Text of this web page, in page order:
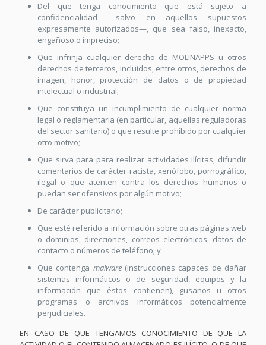
Del que tenga conocimiento que está sujeto a
confidencialidad —salvo en aquellos supuestos
expresamente autorizados—, que sea falso, inexacto,
engañoso o impreciso;
Que infrinja cualquier derecho de MOLINAPPS u otros
derechos de terceros, incluidos, entre otros, derechos de
imagen, honor, protección de datos o de propiedad
intelectual o industrial;
Que constituya un incumplimiento de cualquier norma
legal o reglamentaria (en particular, aquellas reguladoras
del sector sanitario) o que resulte prohibido por cualquier
otro motivo;
Que sirva para para realizar actividades ilícitas, difundir
comentarios de carácter racista, xenófobo, pornográfico,
ilegal o que atenten contra los derechos humanos o
puedan ser ofensivos por algún motivo;
De carácter publicitario;
Que esté referido a información sobre otras páginas web
o dominios, direcciones, correos electrónicos, datos de
contacto o números de teléfono; y
Que contenga malware(instrucciones capaces de dañar
sistemas informáticos o de seguridad, equipos y la
información que éstos contienen), gusanos u otros
programas o archivos informáticos potencialmente
perjudiciales.
EN CASO DE QUE TENGAMOS CONOCIMIENTO DE QUE LA